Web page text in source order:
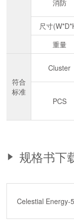
消防
尺寸
重量
符合
标准
Cluster
PCS
规格书下
Celestial Energy-